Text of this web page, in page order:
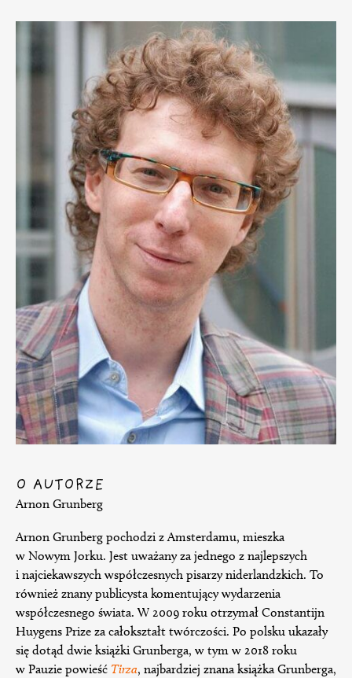
O AUTORZE
Arnon Grunberg
Arnon Grunberg pochodzi z Amsterdamu, mieszka
w Nowym Jorku. Jest uważany za jednego z najlepszych
i najciekawszych współczesnych pisarzy niderlandzkich. To
również znany publicysta komentujący wydarzenia
współczesnego świata. W 2009 roku otrzymał Constantijn
Huygens Prize za całokształt twórczości. Po polsku ukazały
się dotąd dwie książki Grunberga, w tym w 2018 roku
w Pauzie powieść Tirza, najbardziej znana książka Grunberga,